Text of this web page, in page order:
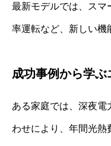
最新モデルでは、スマ
率運転など、新しい機
成功事例から学
ある家庭では、深夜電
わせにより、年間光熱